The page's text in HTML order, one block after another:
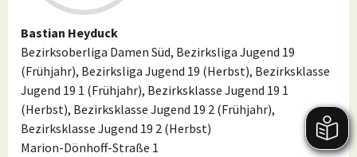
Bastian Heyduck
Bezirksoberliga Damen Süd, Bezirksliga Jugend 19
(Frühjahr), Bezirksliga Jugend 19 (Herbst), Bezirksklasse
Jugend 19 1 (Frühjahr), Bezirksklasse Jugend 19 1
(Herbst), Bezirksklasse Jugend 19 2 (Frühjahr),
Bezirksklasse Jugend 19 2 (Herbst)
Marion-Dönhoff-Straße 1